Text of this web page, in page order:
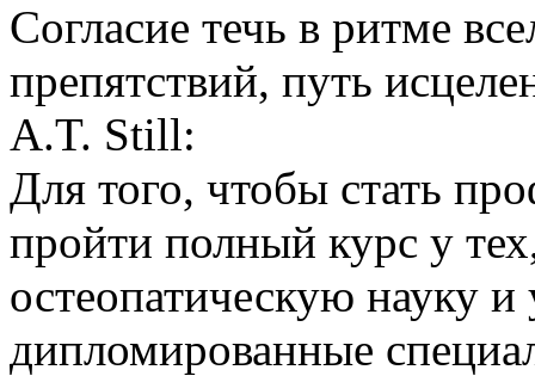
Согласие течь в ритме
препятствий, путь
A.T. Still:
Для того, чтобы стать
пройти полный курс у
остеопатическую науку и
дипломированные